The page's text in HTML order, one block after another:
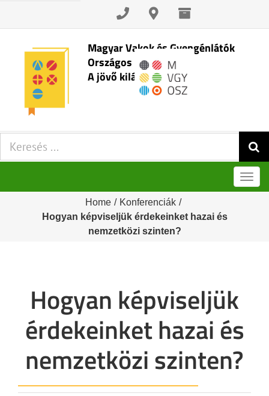
Skip
content
Magyar Vakok és Gyengénlátók
Országos Szövetsége
A jövő kilátásai
Keresés:
Home / Konferenciák /
Hogyan képviseljük érdekeinket hazai és
nemzetközi szinten?
Hogyan képviseljük
érdekeinket hazai és
nemzetközi szinten?